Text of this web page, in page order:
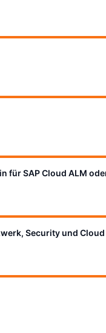
SAP Cloud ALM
Security und Cloud